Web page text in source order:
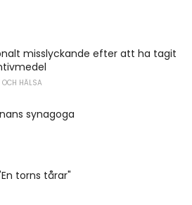
misslyckande efter att ha tagit
OCH HÄLSA
synagoga
torns tårar"